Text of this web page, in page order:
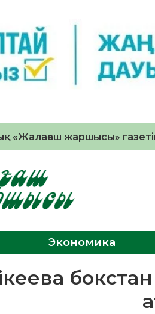
«Жалағаш жаршысы»
Экономика